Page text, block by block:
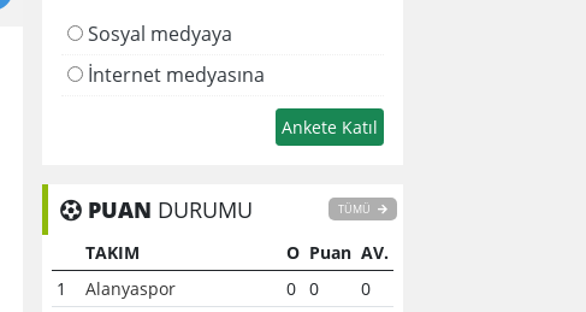
Sosyal medyaya
İnternet medyasına
PUAN DURUMU TÜMÜ
TAKIM O Puan AV.
1
Alanyaspor 0 0
0